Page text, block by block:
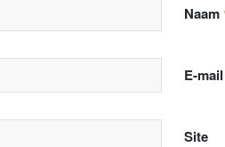
Naam
E-mail
Site